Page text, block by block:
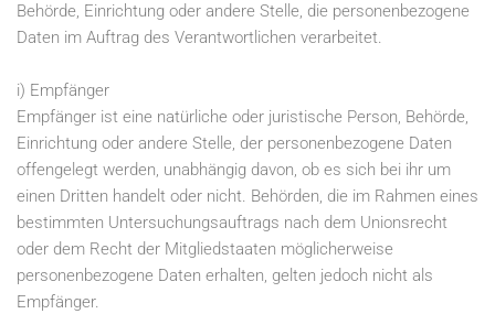
Behörde, Einrichtung oder andere Stelle, die personenbezogene
Daten im Auftrag des Verantwortlichen verarbeitet.
i) Empfänger
Empfänger ist eine natürliche oder juristische Person, Behörde,
Einrichtung oder andere Stelle, der personenbezogene Daten
offengelegt werden, unabhängig davon, ob es sich bei ihr um
einen Dritten handelt oder nicht. Behörden, die im Rahmen eines
bestimmten Untersuchungsauftrags nach dem Unionsrecht
oder dem Recht der Mitgliedstaaten möglicherweise
personenbezogene Daten erhalten, gelten jedoch nicht als
Empfänger.